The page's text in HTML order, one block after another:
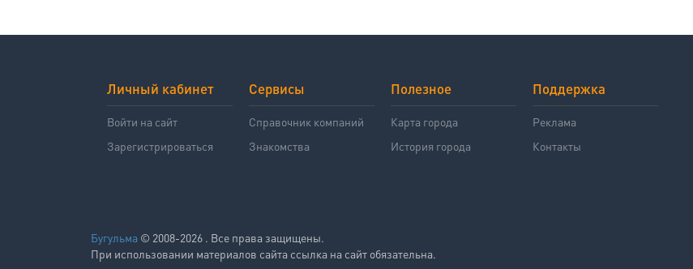
Личный кабинет
Войти на сайт
Зарегистрироваться
Сервисы
Справочник компаний
Знакомства
Полезное
Карта города
История города
Поддержка
Реклама
Контакты
Бугульма © 2008-2026 . Все права защищены.
При использовании материалов сайта ссылка на сайт обязательна.